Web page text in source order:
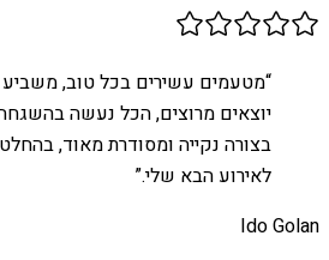
“מטעמים עשירים בכל טוב,
יוצאים מרוצים, הכל נעשה
בצורה נקייה ומסודרת מאוד,
לאירוע הבא שלי.”
Ido Golan